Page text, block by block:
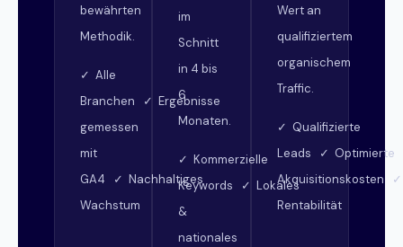
bewährten
Methodik.
✓ Alle
Branchen ✓ Ergebnisse
gemessen
mit
GA4 ✓ Nachhaltiges
Wachstum
im
Schnitt
in 4 bis
6
Monaten.
✓ Kommerzielle
Keywords ✓ Lokales
&
nationales
Wert an
qualifiziertem
organischem
Traffic.
✓ Qualifizierte
Leads ✓ Optimierte
Akquisitionskosten
Rentabilität